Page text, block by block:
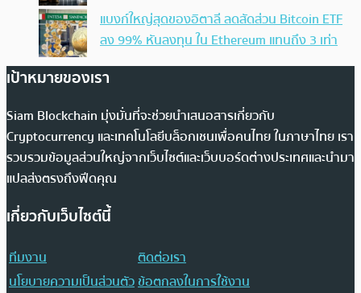
แบงก์ใหญ่สุดของอิตาลี ลดสัดส่วน Bitcoin ETF
ลง 99% หันลงทุน ใน Ethereum แทนถึง 3 เท่า
เป้าหมายของเรา
Siam Blockchain มุ่งมั่นที่จะช่วยนำเสนอสารเกี่ยวกับ
Cryptocurrency และเทคโนโลยีบล็อกเชนเพื่อคนไทย ในภาษาไทย เรา
รวบรวมข้อมูลส่วนใหญ่จากเว็บไซต์และเว็บบอร์ดต่างประเทศและนำมา
แปลส่งตรงถึงฟีดคุณ
เกี่ยวกับเว็บไซต์นี้
ทีมงาน
ติดต่อเรา
นโยบายความเป็นส่วนตัวข้อตกลงในการใช้งาน